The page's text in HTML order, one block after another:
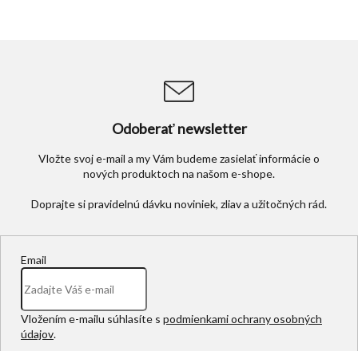
Odoberať newsletter
Vložte svoj e-mail a my Vám budeme zasielať informácie o
nových produktoch na našom e-shope.
Email
Vložením e-mailu súhlasíte s podmienkami ochrany osobných
údajov.